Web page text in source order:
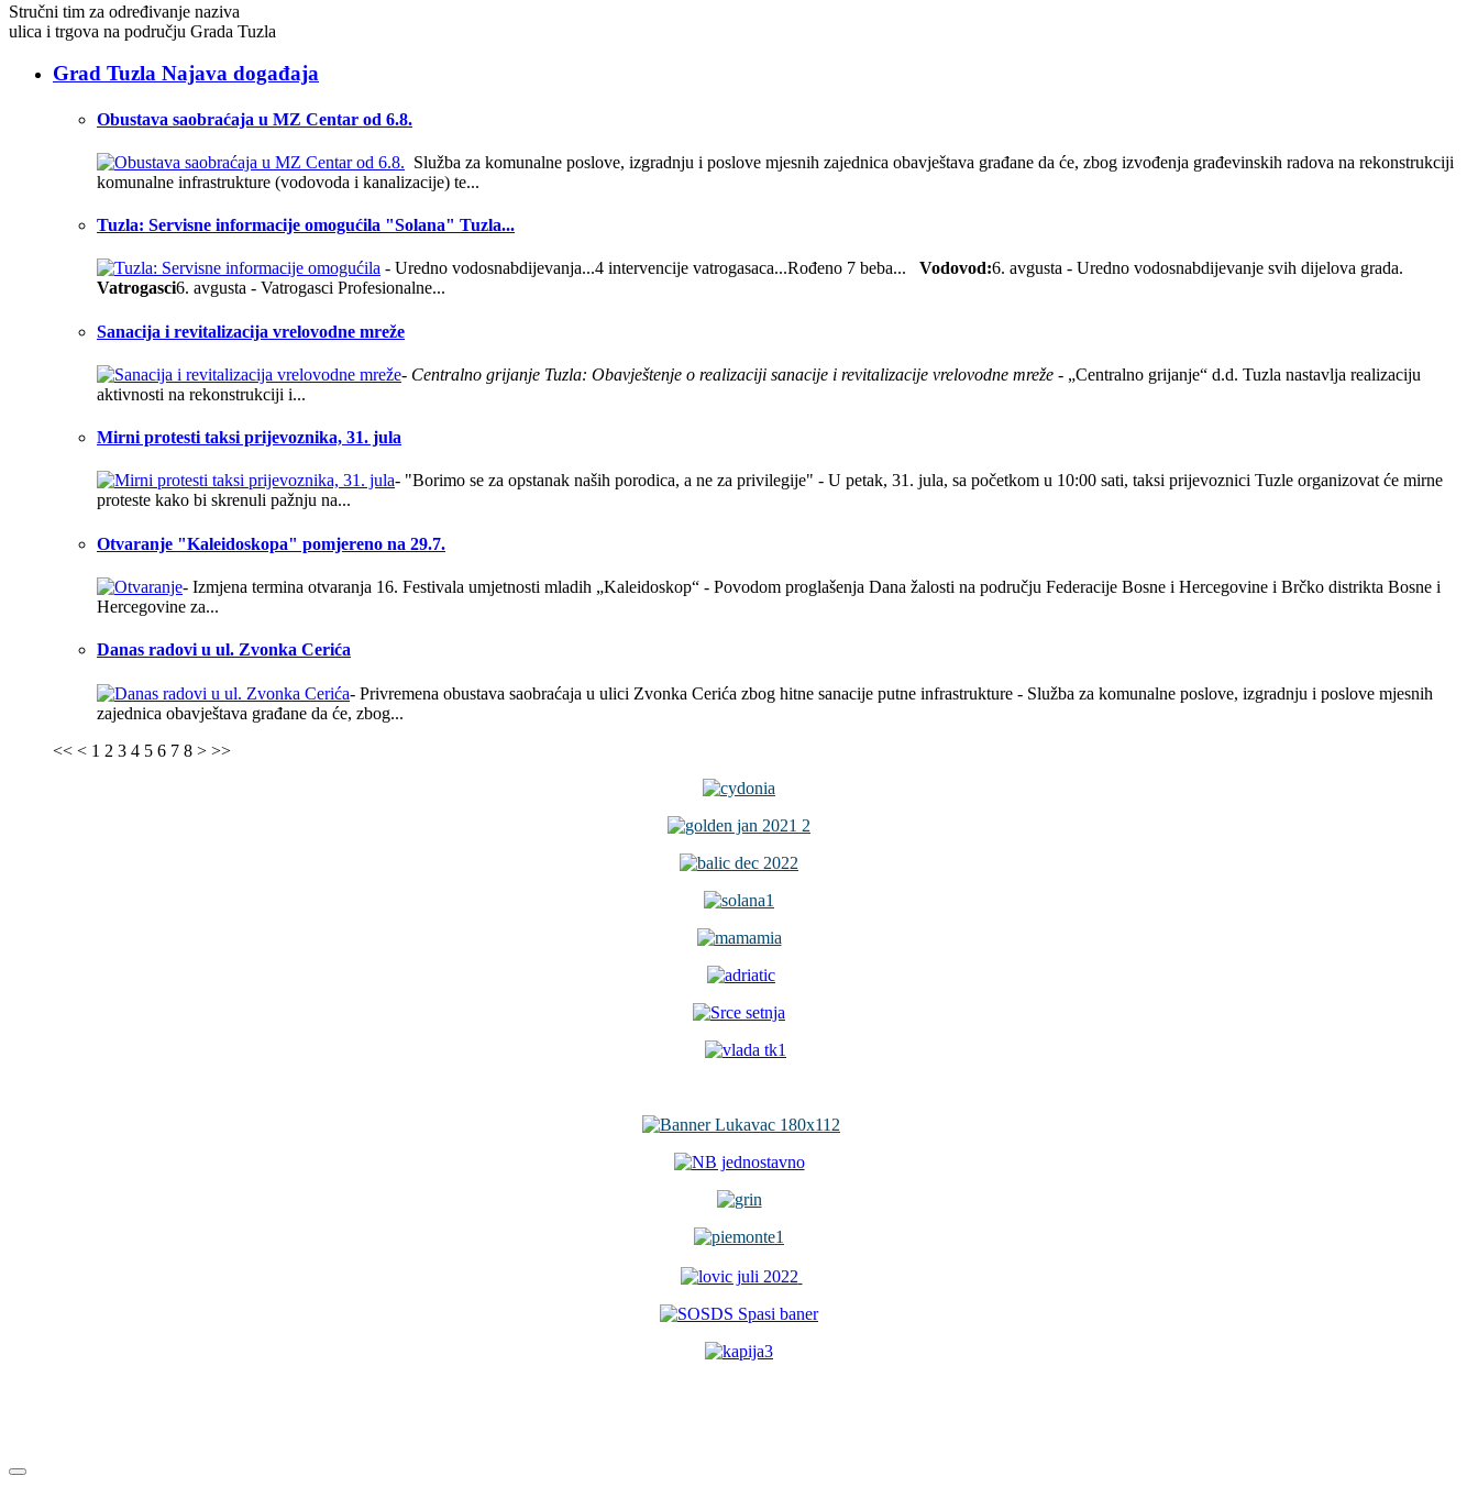
Stručni tim za određivanje naziva
ulica i trgova na području Grada Tuzla
Grad Tuzla Najava događaja
Obustava saobraćaja u MZ Centar od 6.8.
Služba za komunalne poslove, izgradnju i poslove mjesnih zajednica obavještava građane da će, zbog izvođenja građevinskih radova na rekonstrukciji
komunalne infrastrukture (vodovoda i kanalizacije) te...
Tuzla: Servisne informacije omogućila "Solana" Tuzla...
- Uredno vodosnabdijevanja...4 intervencije vatrogasaca...Rođeno 7 beba... Vodovod:6. avgusta - Uredno vodosnabdijevanje svih dijelova grada.
Vatrogasci6. avgusta - Vatrogasci Profesionalne...
Sanacija i revitalizacija vrelovodne mreže
- Centralno grijanje Tuzla: Obavještenje o realizaciji sanacije i revitalizacije vrelovodne mreže - „Centralno grijanje“ d.d. Tuzla nastavlja realizaciju
aktivnosti na rekonstrukciji i...
Mirni protesti taksi prijevoznika, 31. jula
- "Borimo se za opstanak naših porodica, a ne za privilegije" - U petak, 31. jula, sa početkom u 10:00 sati, taksi prijevoznici Tuzle organizovat će mirne
proteste kako bi skrenuli pažnju na...
Otvaranje "Kaleidoskopa" pomjereno na 29.7.
- Izmjena termina otvaranja 16. Festivala umjetnosti mladih „Kaleidoskop“ - Povodom proglašenja Dana žalosti na području Federacije Bosne i Hercegovine i Brčko distrikta Bosne i
Hercegovine za...
Danas radovi u ul. Zvonka Cerića
- Privremena obustava saobraćaja u ulici Zvonka Cerića zbog hitne sanacije putne infrastrukture - Služba za komunalne poslove, izgradnju i poslove mjesnih
zajednica obavještava građane da će, zbog...
<< < 1 2 3 4 5 6 7 8 > >>